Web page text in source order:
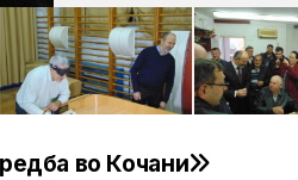
во Кочани